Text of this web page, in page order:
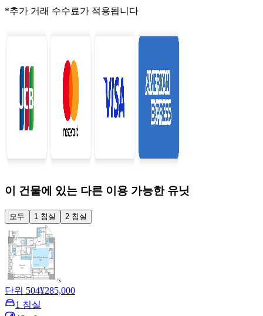
*추가 거래 수수료가 적용됩니다
이 건물에 있는 다른 이용 가능한 유닛
모두 1 침실 2 침실
단위 504¥285,000
1 침실